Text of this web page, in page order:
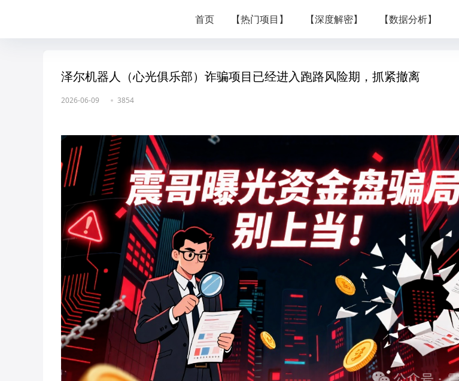
首页 【热门项目】 【深度解密】 【数据分析】
泽尔机器人（心光俱乐部）诈骗项目已经进入跑路风险期，抓紧撤离
2026-06-09 3854